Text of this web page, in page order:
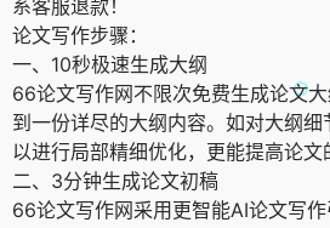
系客服退款！
论文写作步骤：
一、10秒极速生成大纲
66论文写作网不限次免费生成论文
到一份详尽的大纲内容。如对大纲
以进行局部精细优化，更能提高论文
二、3分钟生成论文初稿
66论文写作网采用更智能AI论文写